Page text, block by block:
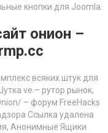
кнопки для Joomla.
онион –
всяких штук для
ve – рутор рынок,
– форум FreeHacks
Ссылка удалена
Анонимные Ящики